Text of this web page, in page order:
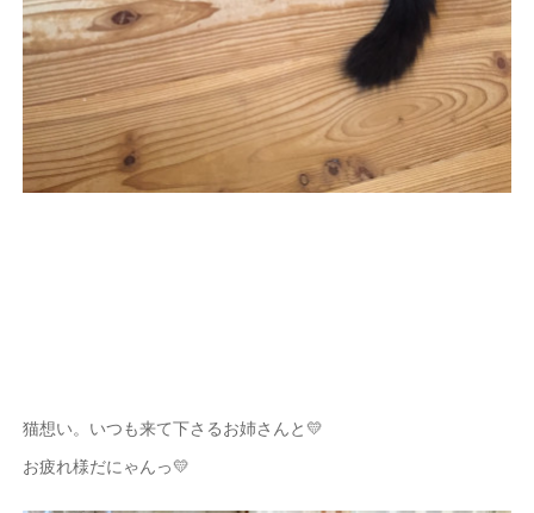
猫想い。いつも来て下さるお姉さんと💛
お疲れ様だにゃんっ💛